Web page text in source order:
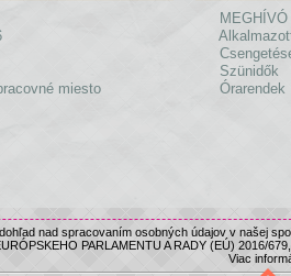
miesto
MEGHÍVÓ
Szünidők
Órarendek
nad spracovaním osobných údajov v našej
PARLAMENTU A RADY (EÚ) 2016/
Viac